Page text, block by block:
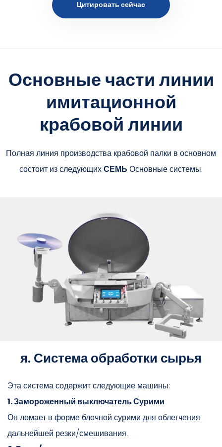
Цитировать сейчас
Основные части линии
имитационной
крабовой линии
Полная линия производства крабовой палки в основном
состоит из следующихСЕМЬ Основные системы.
я. Система обработки сырья
Эта система содержит следующие машины:
1. Замороженный выключатель Сурими
Он ломает в форме блочной сурими для облегчения
дальнейшей резки/смешивания.